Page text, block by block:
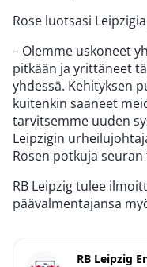
Rose luotsasi
– Olemme uskoneet
pitkään ja yrittäneet
yhdessä. Kehityksen
kuitenkin saaneet
tarvitsemme uuden
Leipzigin
Rosen potkuja
RB Leipzig tulee
päävalmentajansa
RB Leipzig